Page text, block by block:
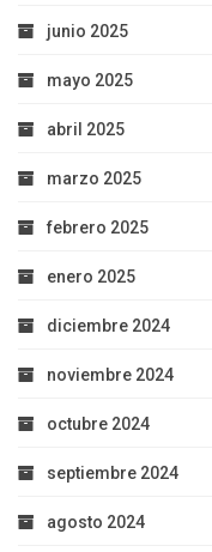
junio 2025
mayo 2025
abril 2025
marzo 2025
febrero 2025
enero 2025
diciembre 2024
noviembre 2024
octubre 2024
septiembre 2024
agosto 2024